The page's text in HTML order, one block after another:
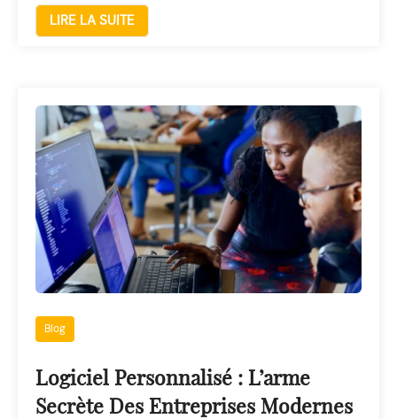
LIRE LA SUITE
Blog
Logiciel Personnalisé : L’arme
Secrète Des Entreprises Modernes